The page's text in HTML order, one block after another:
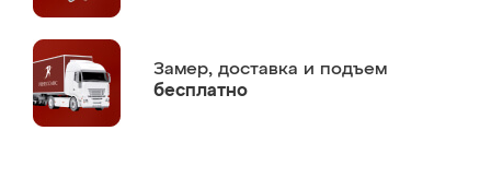
Замер, доставка и подъем
бесплатно